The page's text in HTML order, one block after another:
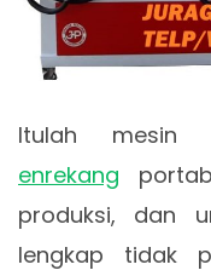
Itulah mesin
enrekang
produksi, dan
lengkap tidak